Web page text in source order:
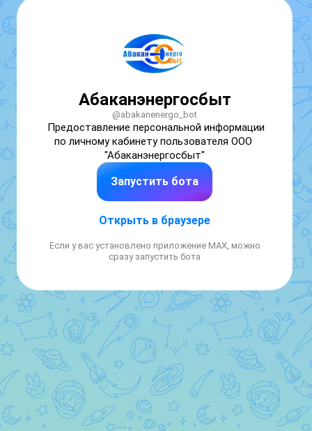
Абаканэнергосбыт
@abakanenergo_bot
Предоставление персональной информации
по личному кабинету пользователя ООО
"Абаканэнергосбыт"
Запустить бота
Открыть в браузере
Если у вас установлено приложение MAX, можно
сразу запустить бота